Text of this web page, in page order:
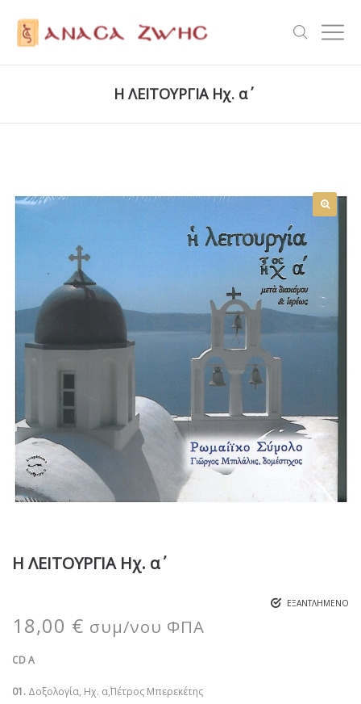
Η ΛΕΙΤΟΥΡΓΙΑ Ηχ. α΄
Η ΛΕΙΤΟΥΡΓΙΑ Ηχ. α΄
ΕΞΑΝΤΛΗΜΈΝΟ
18,00 € συμ/νου ΦΠΑ
CD Α
01. Δοξολογία, Ηχ. α΄,Πέτρος Μπερεκέτης